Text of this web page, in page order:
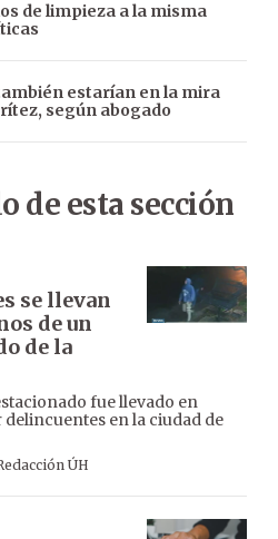
de limpieza a la misma
estarían en la mira
según abogado
de esta sección
se llevan
de un
de la
fue llevado en
en la ciudad de
ÚH